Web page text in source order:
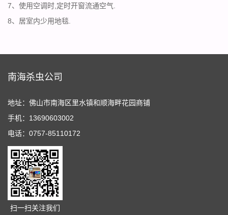
7、使用空调时,定时开窗流通空气.
8、居室内少用地毯.
南海杀虫公司
地址：佛山市南海区里水镇和顺海畔花园商铺
手机：13690603002
电话：0757-85110172
扫一扫关注我们